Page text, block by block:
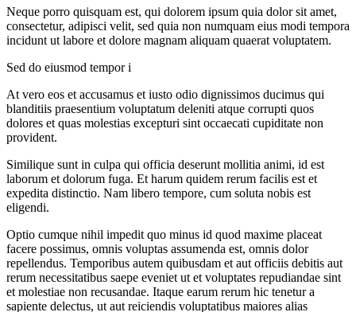
Neque porro quisquam est, qui dolorem ipsum quia dolor sit amet,
consectetur, adipisci velit, sed quia non numquam eius modi tempora
incidunt ut labore et dolore magnam aliquam quaerat voluptatem.
Sed do eiusmod tempor i
At vero eos et accusamus et iusto odio dignissimos ducimus qui
blanditiis praesentium voluptatum deleniti atque corrupti quos
dolores et quas molestias excepturi sint occaecati cupiditate non
provident.
Similique sunt in culpa qui officia deserunt mollitia animi, id est
laborum et dolorum fuga. Et harum quidem rerum facilis est et
expedita distinctio. Nam libero tempore, cum soluta nobis est
eligendi.
Optio cumque nihil impedit quo minus id quod maxime placeat
facere possimus, omnis voluptas assumenda est, omnis dolor
repellendus. Temporibus autem quibusdam et aut officiis debitis aut
rerum necessitatibus saepe eveniet ut et voluptates repudiandae sint
et molestiae non recusandae. Itaque earum rerum hic tenetur a
sapiente delectus, ut aut reiciendis voluptatibus maiores alias